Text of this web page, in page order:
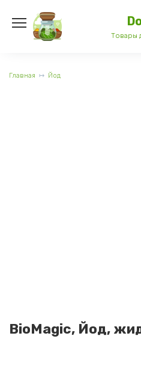
содержанию
Товары
Главная Йод
BioMagic, Йод,